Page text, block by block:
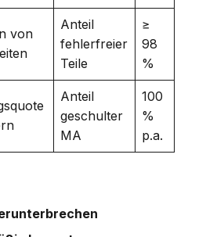
von
Anteil
fehlerfreier
Teile
≥
98
%
Anteil
geschulter
MA
100
%
p.a.